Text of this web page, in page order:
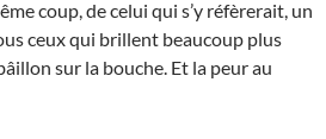
coup, de celui qui s’y réfèrerait, un
ceux qui brillent beaucoup plus
sur la bouche. Et la peur au